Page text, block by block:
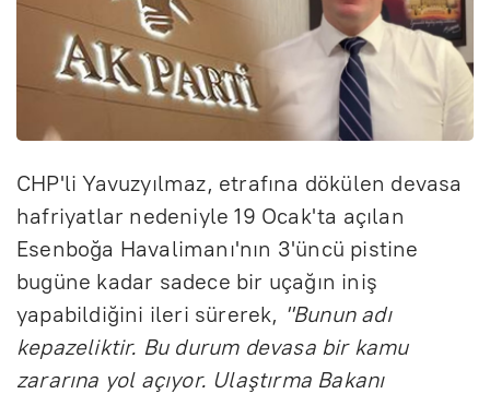
CHP'li Yavuzyılmaz, etrafına dökülen devasa
hafriyatlar nedeniyle 19 Ocak'ta açılan
Esenboğa Havalimanı'nın 3'üncü pistine
bugüne kadar sadece bir uçağın iniş
yapabildiğini ileri sürerek, "Bunun adı
kepazeliktir. Bu durum devasa bir kamu
zararına yol açıyor. Ulaştırma Bakanı